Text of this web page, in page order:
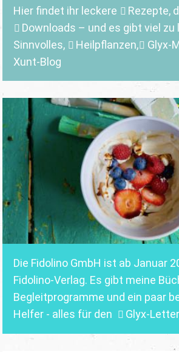
Hier findet ihr leckere Rezepte,
Downloads – und es gibt viel zu
Sinnvolles, Heilpflanzen, Glyx-
Xunt-Blog
Die Fidolino GmbH ist ab Januar
Fidolino-Verlag. Es gibt meine
Begleitprogramme und ein paar
Helfer - alles für den
Glyx-Letter